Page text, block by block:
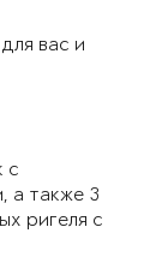
вас и
с
а также 3
ригеля с